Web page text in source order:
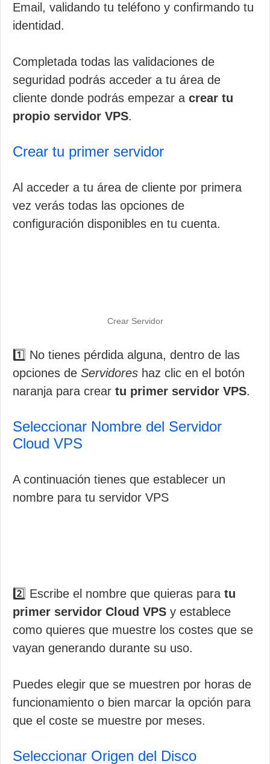
Email, validando tu teléfono y confirmando tu
identidad.
Completada todas las validaciones de
seguridad podrás acceder a tu área de
cliente donde podrás empezar a crear tu
propio servidor VPS.
Crear tu primer servidor
Al acceder a tu área de cliente por primera
vez verás todas las opciones de
configuración disponibles en tu cuenta.
Crear Servidor
1️⃣ No tienes pérdida alguna, dentro de las
opciones de Servidores haz clic en el botón
naranja para crear tu primer servidor VPS.
Seleccionar Nombre del Servidor
Cloud VPS
A continuación tienes que establecer un
nombre para tu servidor VPS
2️⃣ Escribe el nombre que quieras para tu
primer servidor Cloud VPS y establece
como quieres que muestre los costes que se
vayan generando durante su uso.
Puedes elegir que se muestren por horas de
funcionamiento o bien marcar la opción para
que el coste se muestre por meses.
Seleccionar Origen del Disco